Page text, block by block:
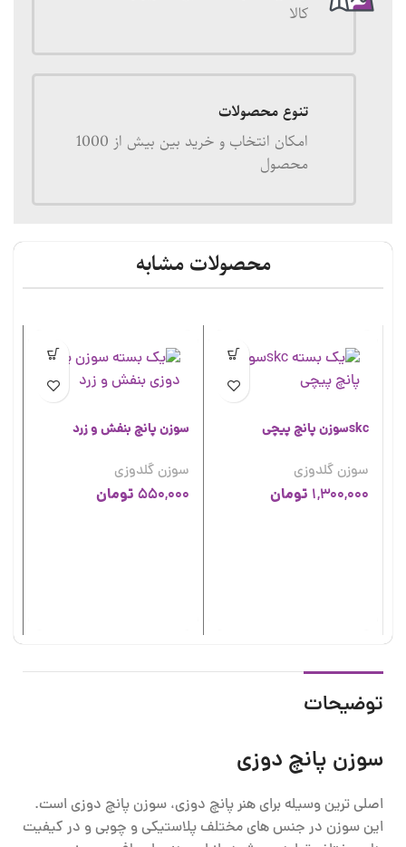
کالا
تنوع محصولات
امکان انتخاب و خرید بین بیش از 1000
محصول
محصولات مشابه
skcسوزن پانچ پیچی
سوزن گلدوزی
1,300,000 تومان
سوزن پانچ بنفش و زرد
سوزن گلدوزی
550,000 تومان
توضیحات
سوزن پانچ دوزی
اصلی ترین وسیله برای هنر پانچ دوزی، سوزن پانچ دوزی است.
این سوزن در جنس های مختلف پلاستیکی و چوبی و در کیفیت